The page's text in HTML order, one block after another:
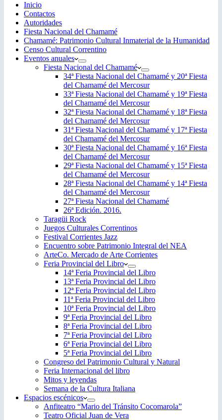
Inicio
Contactos
Autoridades
Fiesta Nacional del Chamamé
Chamamé: Patrimonio Cultural Inmaterial de la Humanidad
Censo Cultural Correntino
Eventos anuales
Fiesta Nacional del Chamamé
34ª Fiesta Nacional del Chamamé y 20ª Fiesta
del Chamamé del Mercosur
33ª Fiesta Nacional del Chamamé y 19ª Fiesta
del Chamamé del Mercosur
32ª Fiesta Nacional del Chamamé y 18ª Fiesta
del Chamamé del Mercosur
31ª Fiesta Nacional del Chamamé y 17ª Fiesta
del Chamamé del Mercosur
30ª Fiesta Nacional del Chamamé y 16ª Fiesta
del Chamamé del Mercosur
29ª Fiesta Nacional del Chamamé y 15ª Fiesta
del Chamamé del Mercosur
28ª Fiesta Nacional del Chamamé y 14ª Fiesta
del Chamamé del Mercosur
27ª Fiesta Nacional del Chamamé
26ª Edición. 2016.
Taragüi Rock
Juegos Culturales Correntinos
Festival Corrientes Jazz
Encuentro sobre Patrimonio Integral del NEA
ArteCo. Mercado de Arte Corrientes
Feria Provincial del Libro
14ª Feria Provincial del Libro
13ª Feria Provincial del Libro
12ª Feria Provincial del Libro
11ª Feria Provincial del Libro
10ª Feria Provincial del Libro
9ª Feria Provincial del Libro
8ª Feria Provincial del Libro
7ª Feria Provincial del Libro
6ª Feria Provincial del Libro
5ª Feria Provincial del Libro
Congreso del Patrimonio Cultural y Natural
Feria Internacional del libro
Mitos y leyendas
Semana de la Cultura Italiana
Espacios escénicos
Anfiteatro “Mario del Tránsito Cocomarola”
Teatro Oficial Juan de Vera